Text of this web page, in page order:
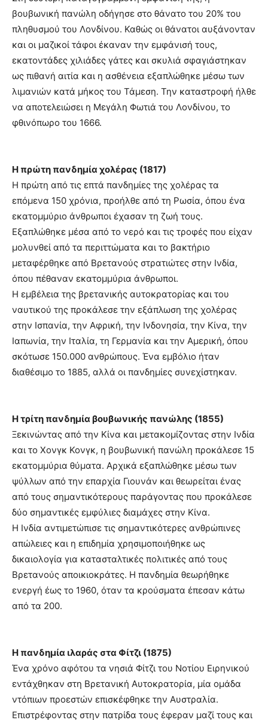
βουβωνική πανώλη οδήγησε στο θάνατο του 20% του
πληθυσμού του Λονδίνου. Καθώς οι θάνατοι αυξάνονταν
και οι μαζικοί τάφοι έκαναν την εμφάνισή τους,
εκατοντάδες χιλιάδες γάτες και σκυλιά σφαγιάστηκαν
ως πιθανή αιτία και η ασθένεια εξαπλώθηκε μέσω των
λιμανιών κατά μήκος του Τάμεση. Την καταστροφή ήλθε
να αποτελειώσει η Μεγάλη Φωτιά του Λονδίνου, το
φθινόπωρο του 1666.
Η πρώτη πανδημία χολέρας (1817)
Η πρώτη από τις επτά πανδημίες της χολέρας τα
επόμενα 150 χρόνια, προήλθε από τη Ρωσία, όπου ένα
εκατομμύριο άνθρωποι έχασαν τη ζωή τους.
Εξαπλώθηκε μέσα από το νερό και τις τροφές που είχαν
μολυνθεί από τα περιττώματα και το βακτήριο
μεταφέρθηκε από Βρετανούς στρατιώτες στην Ινδία,
όπου πέθαναν εκατομμύρια άνθρωποι.
Η εμβέλεια της βρετανικής αυτοκρατορίας και του
ναυτικού της προκάλεσε την εξάπλωση της χολέρας
στην Ισπανία, την Αφρική, την Ινδονησία, την Κίνα, την
Ιαπωνία, την Ιταλία, τη Γερμανία και την Αμερική, όπου
σκότωσε 150.000 ανθρώπους. Ένα εμβόλιο ήταν
διαθέσιμο το 1885, αλλά οι πανδημίες συνεχίστηκαν.
Η τρίτη πανδημία βουβωνικής πανώλης (1855)
Ξεκινώντας από την Κίνα και μετακομίζοντας στην Ινδία
και το Χονγκ Κονγκ, η βουβωνική πανώλη προκάλεσε 15
εκατομμύρια θύματα. Αρχικά εξαπλώθηκε μέσω των
ψύλλων από την επαρχία Γιουνάν και θεωρείται ένας
από τους σημαντικότερους παράγοντας που προκάλεσε
δύο σημαντικές εμφύλιες διαμάχες στην Κίνα.
Η Ινδία αντιμετώπισε τις σημαντικότερες ανθρώπινες
απώλειες και η επιδημία χρησιμοποιήθηκε ως
δικαιολογία για κατασταλτικές πολιτικές από τους
Βρετανούς αποικιοκράτες. Η πανδημία θεωρήθηκε
ενεργή έως το 1960, όταν τα κρούσματα έπεσαν κάτω
από τα 200.
Η πανδημία ιλαράς στα Φίτζι (1875)
Ένα χρόνο αφότου τα νησιά Φίτζι του Νοτίου Ειρηνικού
εντάχθηκαν στη Βρετανική Αυτοκρατορία, μία ομάδα
ντόπιων προεστών επισκέφθηκε την Αυστραλία.
Επιστρέφοντας στην πατρίδα τους έφεραν μαζί τους και